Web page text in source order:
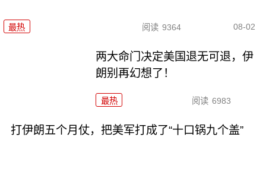
最热 阅读 9364 08-02
两大命门决定美国退无可退，伊
朗别再幻想了！
最热 阅读 6983
打伊朗五个月仗，把美军打成了“十口锅九个盖”